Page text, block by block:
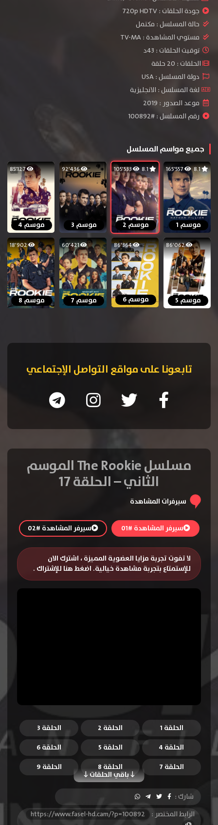
جودة الحلقات :720p HDTV
حالة المسلسل : مكتمل
مستوي المشاهدة :TV-MA
توقيت الحلقات : 43د
الحلقات : 20 حلقة
دولة المسلسل : USA
لغة المسلسل : الانجليزية
موعد الصدور : 2019
رقم المسلسل : #100892
جميع مواسم المسلسل
8.1
موسم 1
8.1 105٬533
موسم 2
92٬436
موسم 3
85٬127
موسم 4
86٬062
موسم 5
86٬364
موسم 6
60٬421
موسم 7
18٬902
موسم 8
تابعونا على مواقع التواصل الإجتماعي
مسلسل The Rookie الموسم
الثاني – الحلقة 17
سيرفرات المشاهدة
سيرفر المشاهدة #01 سيرفر المشاهدة #02
لا تفوت تجربة مزايا العضوية المميزة ، اشترك الان
للإستمتاع بتجربة مشاهدة خيالية. اضغط هنا للإشتراك .
الحلقة 1 الحلقة 2
الحلقة 3
الحلقة 4
الحلقة 5 الحلقة 6
باقي الحلقات
الحلقة 7 الحلقة 8
الحلقة 9
الحلقة 10
الحلقة 11
الحلقة 12
الحلقة 13
الحلقة 14
الحلقة 15
شارك :
الرابط المختصر :
https://www.fasel-hd.cam/?p=100892